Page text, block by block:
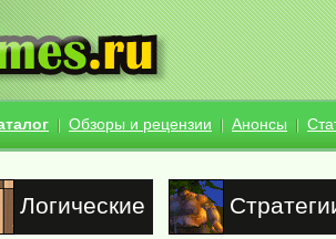
Обзоры и рецензии Анонсы
Логические